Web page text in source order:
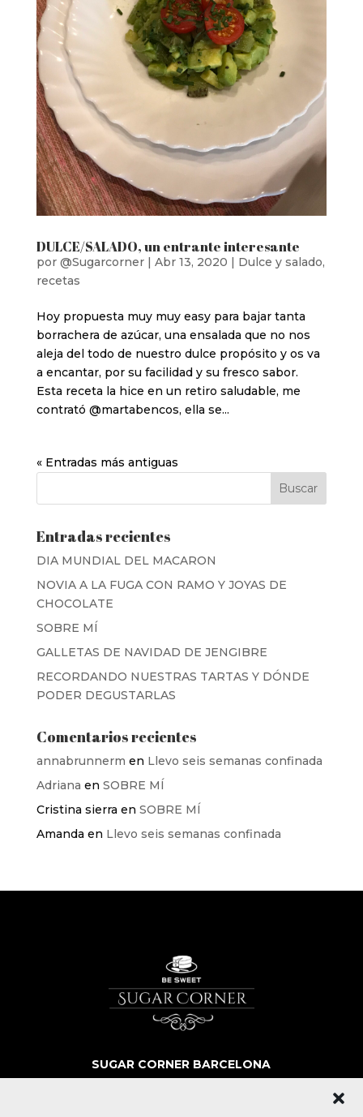
DULCE/SALADO, un entrante interesante
por @Sugarcorner| Abr 13, 2020 | Dulce y salado,
recetas
Hoy propuesta muy muy easy para bajar tanta
borrachera de azúcar, una ensalada que no nos
aleja del todo de nuestro dulce propósito y os va
a encantar, por su facilidad y su fresco sabor.
Esta receta la hice en un retiro saludable, me
contrató @martabencos, ella se...
« Entradas más antiguas
Entradas recientes
DIA MUNDIAL DEL MACARON
NOVIA A LA FUGA CON RAMO Y JOYAS DE
CHOCOLATE
SOBRE MÍ
GALLETAS DE NAVIDAD DE JENGIBRE
RECORDANDO NUESTRAS TARTAS Y DÓNDE
PODER DEGUSTARLAS
Comentarios recientes
annabrunnerm en Llevo seis semanas confinada
Adriana en SOBRE MÍ
Cristina sierra en SOBRE MÍ
Amanda en Llevo seis semanas confinada
SUGAR CORNER BARCELONA
SOBRE NOSOTROS